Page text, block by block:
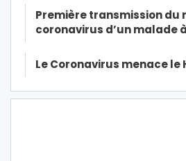
Première transmission du
coronavirus d’un malade
Le Coronavirus menace le